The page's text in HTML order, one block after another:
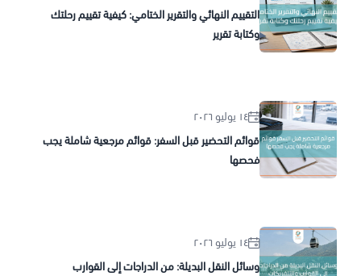
التقييم النهائي والتقرير الختامي: كيفية تقييم رحلتك
وكتابة تقرير
١٤ يوليو ٢٠٢٦
قوائم التحضير قبل السفر: قوائم مرجعية شاملة يجب
فحصها
١٤ يوليو ٢٠٢٦
وسائل النقل البديلة: من الدراجات إلى القوارب